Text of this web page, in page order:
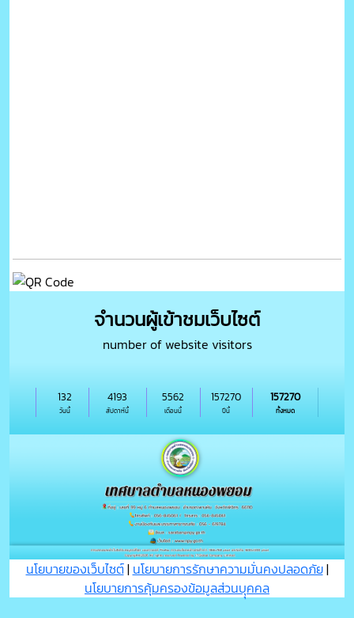
จำนวนผู้เข้าชมเว็บไซต์
number of website visitors
วันนี้
132
สัปดาห์นี้
4193
เดือนนี้
5562
ปีนี้
157270
ทั้งหมด
157270
นโยบายของเว็บไซต์| นโยบายการรักษาความมั่นคงปลอดภัย|
นโยบายการคุ้มครองข้อมูลส่วนบุุคคล